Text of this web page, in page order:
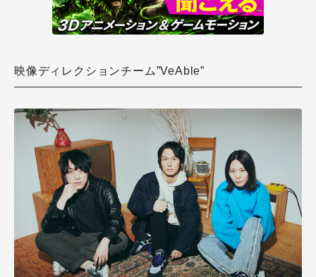
映像ディレクションチーム”VeAble”